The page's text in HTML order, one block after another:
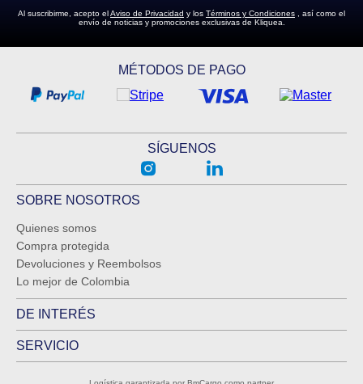
Al suscribirme, acepto elAviso de Privacidad y los Términos y Condiciones , así como el
envío de noticias y promociones exclusivas de Kliquea.
MÉTODOS DE PAGO
SÍGUENOS
SOBRE NOSOTROS
Quienes somos
Compra protegida
Devoluciones y Reembolsos
Lo mejor de Colombia
DE INTERÉS
SERVICIO